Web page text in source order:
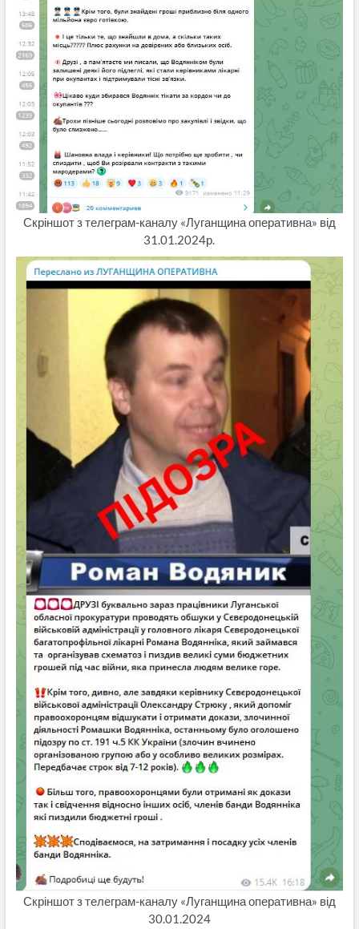
Скріншот з телеграм-каналу «Луганщина оперативна» від
31.01.2024р.
Скріншот з телеграм-каналу «Луганщина оперативна» від
30.01.2024